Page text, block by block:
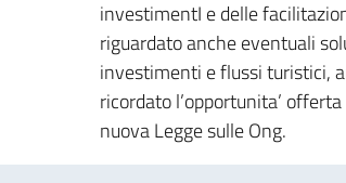
investimentI e delle
riguardato anche eventuali
investimenti e flussi turistici,
ricordato l’opportunita’
nuova Legge sulle Ong.